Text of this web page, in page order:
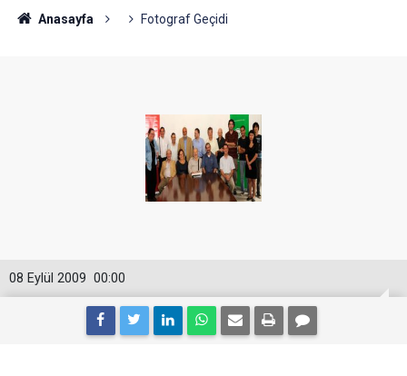
Anasayfa Fotograf Geçidi
00:00
08 Eylül 2009